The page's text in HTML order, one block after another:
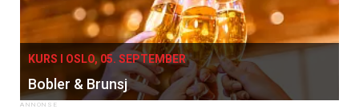
KURS I OSLO, 05. SEPTEMBER
Bobler & Brunsj